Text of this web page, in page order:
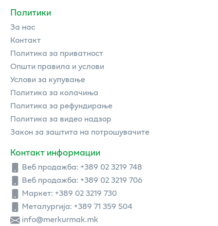
Политики
За нас
Контакт
Политика за приватност
Општи правила и услови
Услови за купување
Политика за колачиња
Политика за рефундирање
Политика за видео надзор
Закон за заштита на потрошувачите
Контакт информации
Веб продажба: +389 02 3219 748
Веб продажба: +389 02 3219 706
Маркет: +389 02 3219 730
Металургија: +389 71 359 504
info@merkurmak.mk